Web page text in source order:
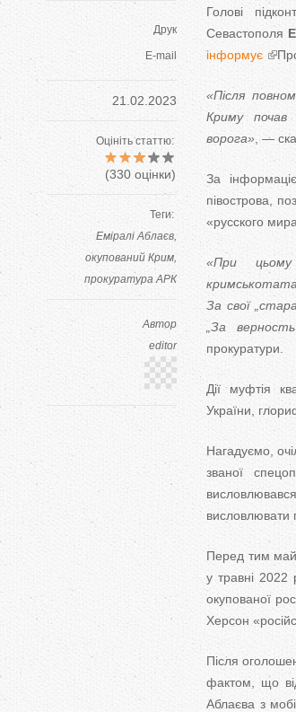
Друк
E-mail
21.02.2023
Оцініть статтю:
(330 оцінки)
Теги:
Еміралі Аблаєв
окупований Крим
прокуратура АРК
Автор
editor
Голові
Севастополя
інформує
«Після
Криму почав
ворога» , —
За
півострова,
«русского
«При цьому
За свої
„За
прокуратури.
Дії муфтія
України,
Нагадуємо,
званої
висловлювати
Перед тим
у травні 2022
окупованої
Херсон
Після
фактом, що
Аблаєва з